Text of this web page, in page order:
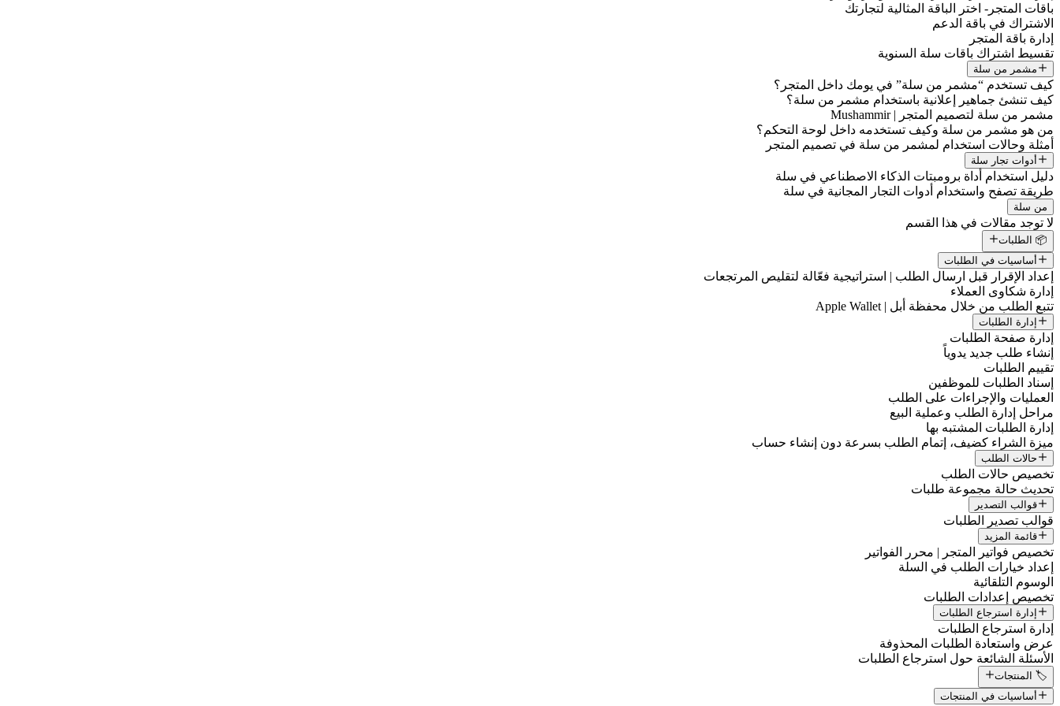
باقات المتجر- اختر الباقة المثالية لتجارتك
الاشتراك في باقة الدعم
إدارة باقة المتجر
تقسيط اشتراك باقات سلة السنوية
مشمر من سلة
كيف تستخدم “مشمر من سلة” في يومك داخل المتجر؟
كيف تنشئ جماهير إعلانية باستخدام مشمر من سلة؟
مشمر من سلة لتصميم المتجر | Mushammir
من هو مشمر من سلة وكيف تستخدمه داخل لوحة التحكم؟
أمثلة وحالات استخدام لمشمر من سلة في تصميم المتجر
أدوات تجار سلة
دليل استخدام أداة برومبتات الذكاء الاصطناعي في سلة
طريقة تصفح واستخدام أدوات التجار المجانية في سلة
من سلة
لا توجد مقالات في هذا القسم
📦 الطلبات
أساسيات في الطلبات
إعداد الإقرار قبل ارسال الطلب | استراتيجية فعّالة لتقليص المرتجعات
إدارة شكاوى العملاء
تتبع الطلب من خلال محفظة أبل | Apple Wallet
إدارة الطلبات
إدارة صفحة الطلبات
إنشاء طلب جديد يدوياً
تقييم الطلبات
إسناد الطلبات للموظفين
العمليات والإجراءات على الطلب
مراحل إدارة الطلب وعملية البيع
إدارة الطلبات المشتبه بها
ميزة الشراء كضيف، إتمام الطلب بسرعة دون إنشاء حساب
حالات الطلب
تخصيص حالات الطلب
تحديث حالة مجموعة طلبات
قوالب التصدير
قوالب تصدير الطلبات
قائمة المزيد
تخصيص فواتير المتجر | محرر الفواتير
إعداد خيارات الطلب في السلة
الوسوم التلقائية
تخصيص إعدادات الطلبات
إدارة استرجاع الطلبات
إدارة استرجاع الطلبات
عرض واستعادة الطلبات المحذوفة
الأسئلة الشائعة حول استرجاع الطلبات
🏷️ المنتجات
أساسيات في المنتجات